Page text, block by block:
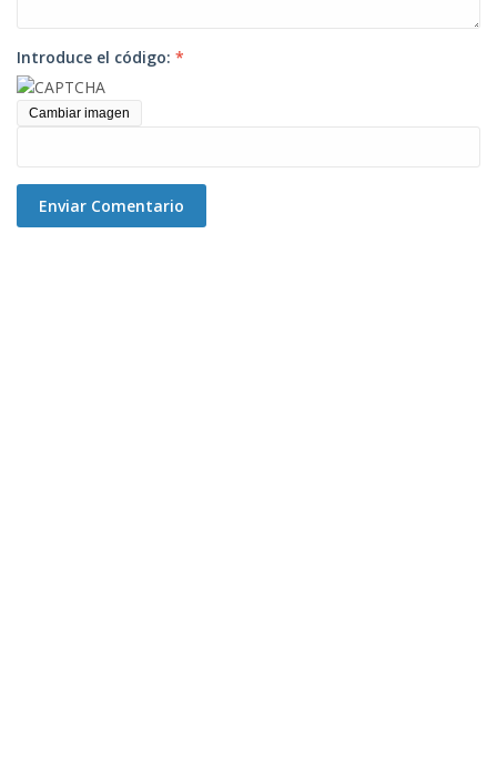
Introduce el código: *
Cambiar imagen
Enviar Comentario